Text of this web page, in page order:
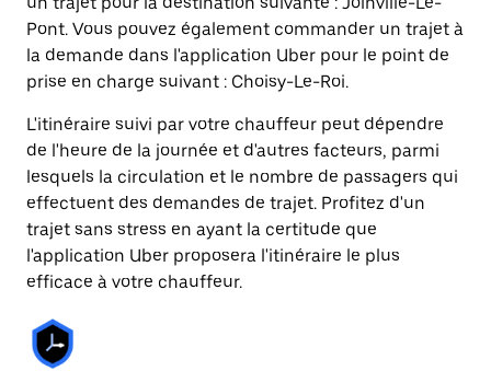
Pont. Vous pouvez également commander un trajet à
la demande dans l'application Uber pour le point de
prise en charge suivant : Choisy-Le-Roi.
L'itinéraire suivi par votre chauffeur peut dépendre
de l'heure de la journée et d'autres facteurs, parmi
lesquels la circulation et le nombre de passagers qui
effectuent des demandes de trajet. Profitez d'un
trajet sans stress en ayant la certitude que
l'application Uber proposera l'itinéraire le plus
efficace à votre chauffeur.